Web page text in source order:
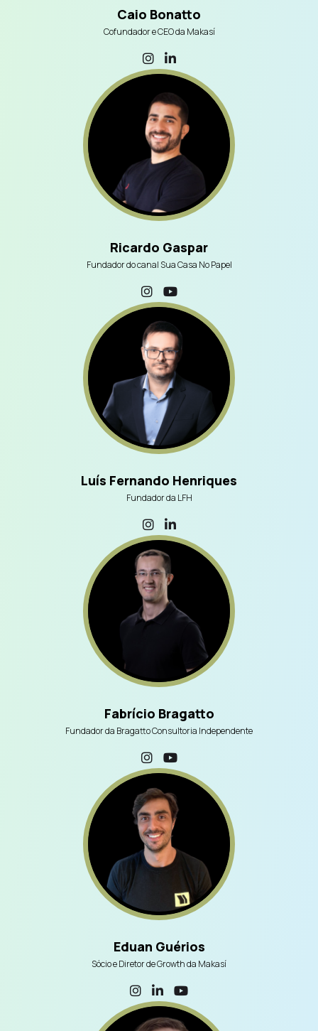
Caio Bonatto
Cofundador e CEO da Makasí
Ricardo Gaspar
Fundador do canal Sua Casa No Papel
Luís Fernando Henriques
Fundador da LFH
Fabrício Bragatto
Fundador da Bragatto Consultoria Independente
Eduan Guérios
Sócio e Diretor de Growth da Makasí